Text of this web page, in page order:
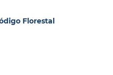
Florestal